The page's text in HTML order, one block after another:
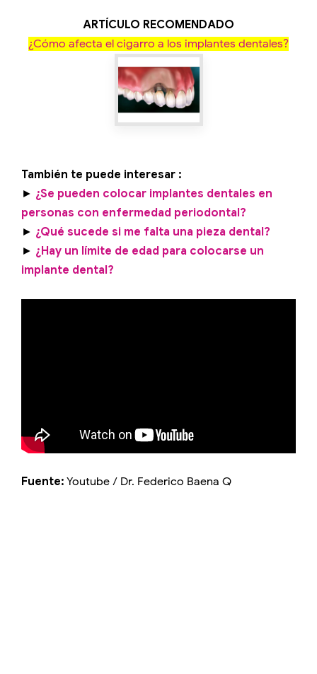
ARTÍCULO RECOMENDADO
¿Cómo afecta el cigarro a los implantes dentales?
También te puede interesar :
► ¿Se pueden colocar implantes dentales en
personas con enfermedad periodontal?
► ¿Qué sucede si me falta una pieza dental?
► ¿Hay un límite de edad para colocarse un
implante dental?
Fuente: Youtube / Dr. Federico Baena Q